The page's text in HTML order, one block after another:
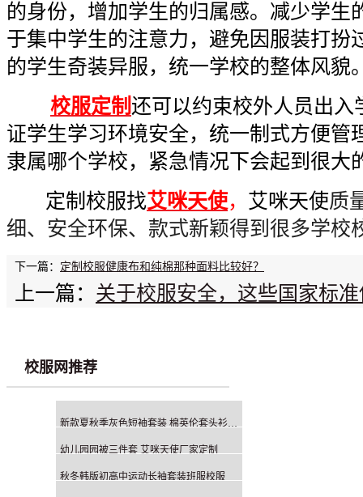
的身份，增加学生的归属感。减少学生
于集中学生的注意力，避免因服装打扮
的学生奇装异服，统一学校的整体风貌
校服定制 还可以约束校外人员出
证学生学习环境安全，统一制式方便管
隶属哪个学校，紧急情况下会起到很大
定制校服找艾咪天使， 艾咪天使质
细、安全环保、款式新颖得到很多学校
下一篇： 定制校服健康布和纯棉那种面料比较好？
上一篇： 关于校服安全，这些国家标
校服网推荐
新款夏秋季灰色短袖套装 棉英伦套头衫四件套
幼儿园园被三件套 艾咪天使厂家定制
秋冬韩版初高中运动长袖套装班服校服